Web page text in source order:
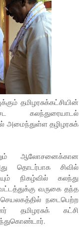
தமிழரசுக்கட்சியின்
கலந்துரையாடல்
அமைந்துள்ள தழிழரசுக்
ஆலோசனைக்கான
தொடர்பாக சிவில்
நிகழ்வில் கலந்து
வருகை தந்த
நடைபெற்ற
தமிழரசுக் கட்சி